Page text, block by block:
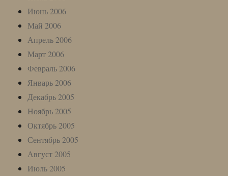
Июнь 2006
Май 2006
Апрель 2006
Март 2006
Февраль 2006
Январь 2006
Декабрь 2005
Ноябрь 2005
Октябрь 2005
Сентябрь 2005
Август 2005
Июль 2005